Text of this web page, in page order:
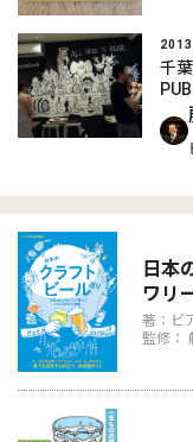
千
日本
ワリ
著：ビ
監修：